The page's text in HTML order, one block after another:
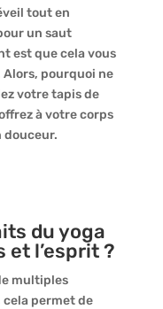
tout en
un saut
est que cela vous
pourquoi ne
votre tapis de
à votre corps
douceur.
du yoga
l’esprit ?
multiples
permet de